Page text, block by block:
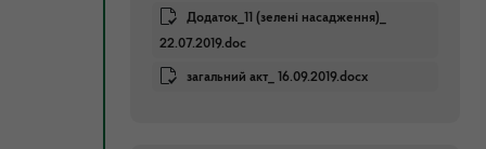
Додаток_11 (зелені насадження)_
22.07.2019.doc
загальний акт_ 16.09.2019.docx